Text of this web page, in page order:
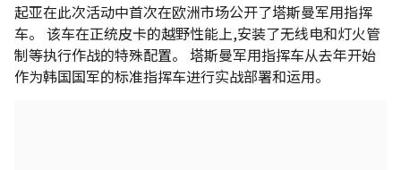
起亚在此次活动中首次在欧洲市场公开了塔斯曼军用指挥
车。 该车在正统皮卡的越野性能上,安装了无线电和灯火管
制等执行作战的特殊配置。 塔斯曼军用指挥车从去年开始
作为韩国国军的标准指挥车进行实战部署和运用。